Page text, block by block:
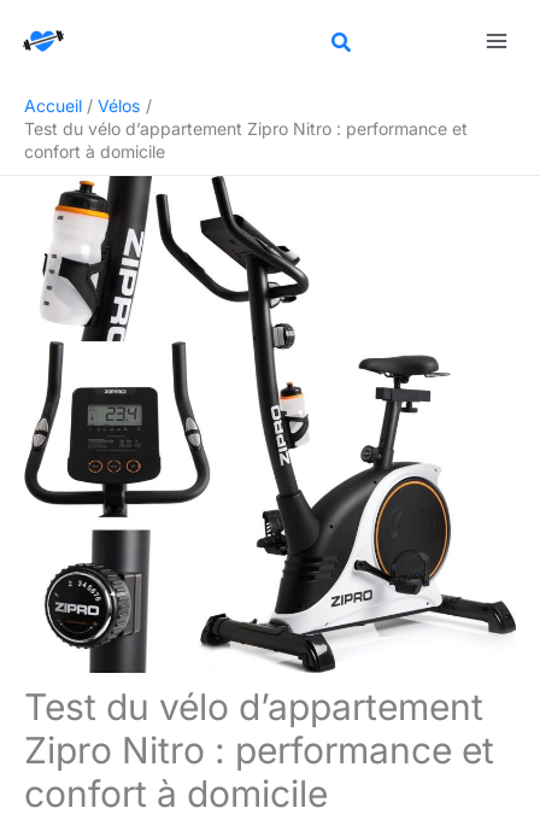
Accueil
Vélos
Test du vélo d’appartement Zipro Nitro : performance et
confort à domicile
Test du vélo d’appartement
Zipro Nitro : performance et
confort à domicile